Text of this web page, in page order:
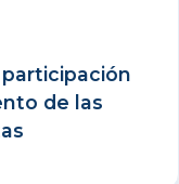
de las